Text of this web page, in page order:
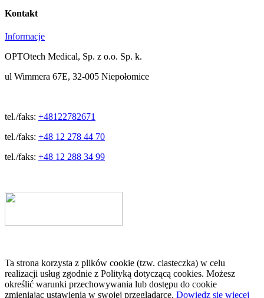
Kontakt
Informacje
OPTOtech Medical, Sp. z o.o. Sp. k.
ul Wimmera 67E, 32-005 Niepołomice
tel./faks: +48122782671
tel./faks: +48 12 278 44 70
tel./faks: +48 12 288 34 99
Ta strona korzysta z plików cookie (tzw. ciasteczka) w celu
realizacji usług zgodnie z Polityką dotyczącą cookies. Możesz
określić warunki przechowywania lub dostępu do cookie
zmieniając ustawienia w swojej przeglądarce. Dowiedz się więcej